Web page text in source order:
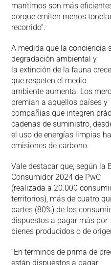
marítimos son más
porque emiten menos
recorrido”.
A medida que la conciencia
degradación ambiental y
la extinción de la fauna
que respeten el medio
ambiente aumenta. Los
premian a aquellos países y
compañías que integren
cadenas de suministro,
el uso de energías limpias
emisiones de carbono.
Vale destacar que, según la
Consumidor 2024 de PwC
(realizada a 20.000
territorios), más de cuatro
partes (80%) de los
dispuestos a pagar más por
bienes producidos o de
“En términos de prima de
están dispuestos a pagar